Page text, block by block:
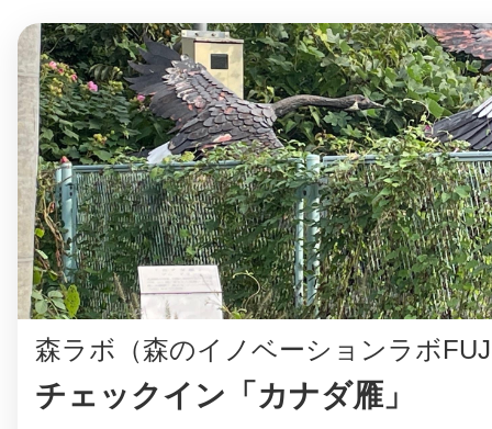
森ラボ（森のイノベーションラボ
チェックイン「カナダ雁」
日立
滋賀県